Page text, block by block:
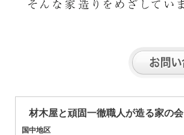
材木屋と頑固一徹職人が造る家の会
国中地区